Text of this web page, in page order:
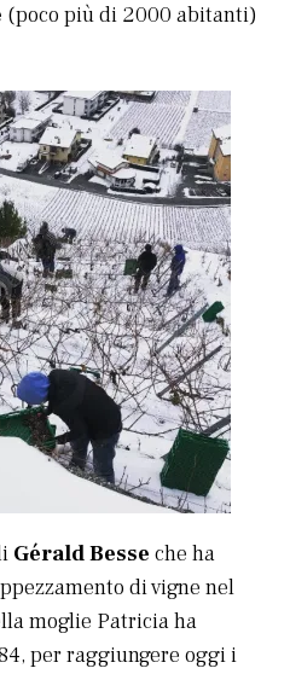
(poco più di 2000 abitanti)
Gérald Besse che ha
di vigne nel
moglie Patricia ha
per raggiungere oggi i